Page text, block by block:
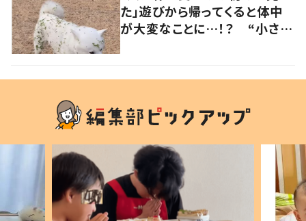
た」遊びから帰ってくると体中
が大変なことに…！？ “小さい